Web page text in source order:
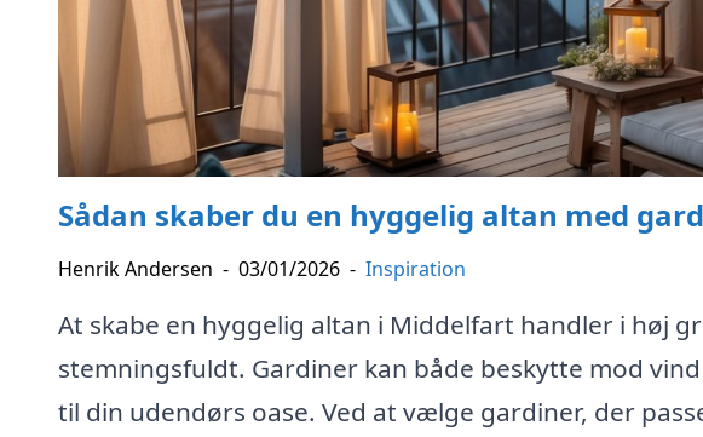
Sådan skaber du en hyggelig altan med
Henrik Andersen - 03/01/2026 - Inspiration
At skabe en hyggelig altan i Middelfart handler i høj
stemningsfuldt. Gardiner kan både beskytte mod
til din udendørs oase. Ved at vælge gardiner, der